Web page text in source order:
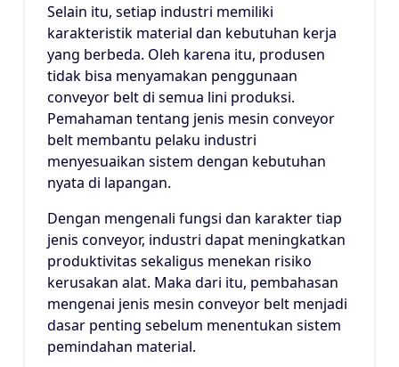
Selain itu, setiap industri memiliki
karakteristik material dan kebutuhan kerja
yang berbeda. Oleh karena itu, produsen
tidak bisa menyamakan penggunaan
conveyor belt di semua lini produksi.
Pemahaman tentang jenis mesin conveyor
belt membantu pelaku industri
menyesuaikan sistem dengan kebutuhan
nyata di lapangan.
Dengan mengenali fungsi dan karakter tiap
jenis conveyor, industri dapat meningkatkan
produktivitas sekaligus menekan risiko
kerusakan alat. Maka dari itu, pembahasan
mengenai jenis mesin conveyor belt menjadi
dasar penting sebelum menentukan sistem
pemindahan material.